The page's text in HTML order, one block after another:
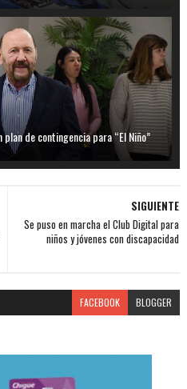
de contingencia para “El Niño”
SIGUIENTE
Se puso en marcha el Club Digital para
niños y jóvenes con discapacidad
FACEBOOK BLOGGER